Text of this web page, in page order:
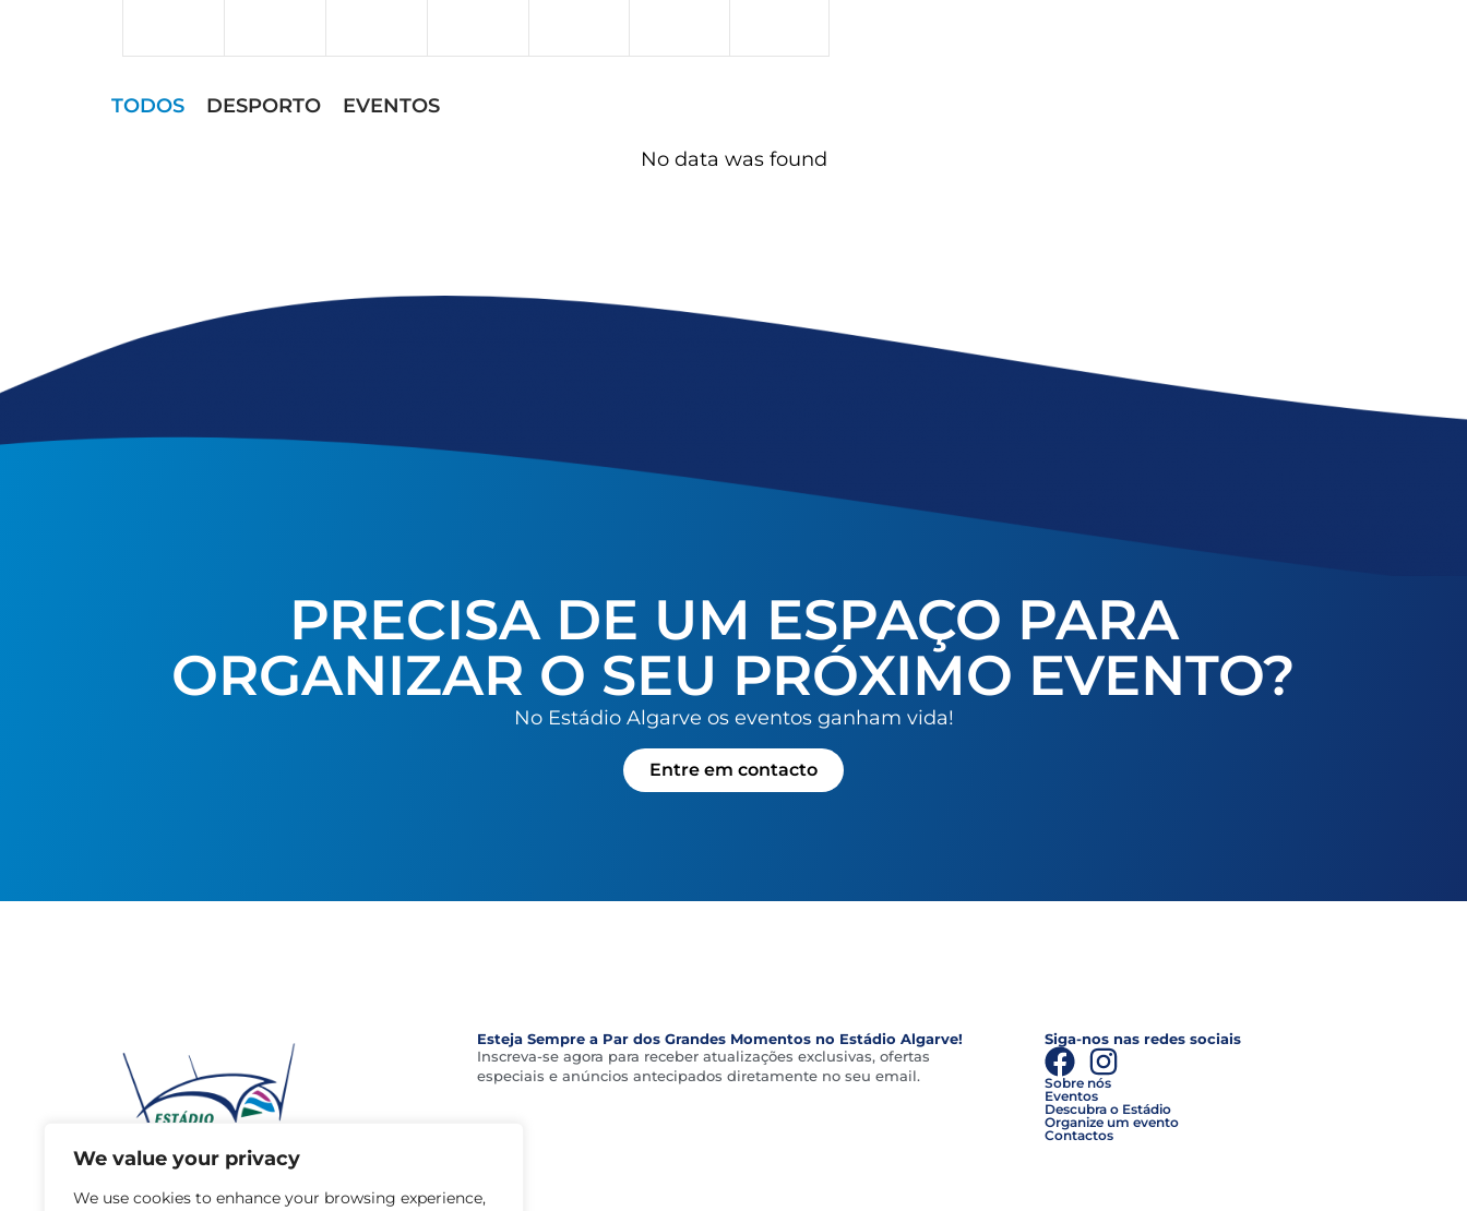
We value your privacy
We use cookies to enhance your browsing experience,
TODOS DESPORTO EVENTOS
No data was found
PRECISA DE UM ESPAÇO PARA
ORGANIZAR O SEU PRÓXIMO EVENTO?
No Estádio Algarve os eventos ganham vida!
Entre em contacto
geral@estadioalgarve.pt
+351 289 893 200 (Chamada para a rede
Esteja Sempre a Par dos Grandes Momentos no Estádio Algarve!
Inscreva-se agora para receber atualizações exclusivas, ofertas
especiais e anúncios antecipados diretamente no seu email.
Siga-nos nas redes sociais
Sobre nós
Eventos
Descubra o Estádio
Organize um evento
Contactos